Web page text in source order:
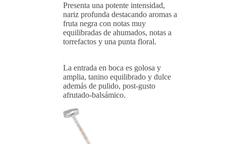
Presenta una potente intensidad,
nariz profunda destacando aromas a
fruta negra con notas muy
equilibradas de ahumados, notas a
torrefactos y una punta floral.
La entrada en boca es golosa y
amplia, tanino equilibrado y dulce
además de pulido, post-gusto
afrutado-balsámico.